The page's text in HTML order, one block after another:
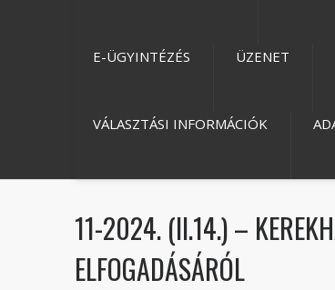
E-ÜGYINTÉZÉS ÜZENET
VÁLASZTÁSI INFORMÁCIÓK
11-2024. (II.14.) –
ELFOGADÁSÁRÓL